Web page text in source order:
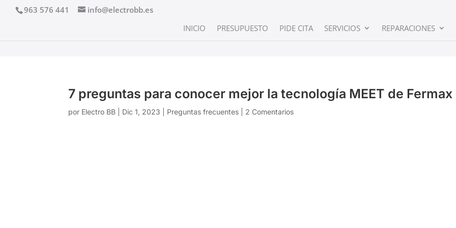
963 576 441 info@electrobb.es
INICIO
PRESUPUESTO PIDE CITA SERVICIOS REPARACIONES
7 preguntas para conocer mejor la tecnología MEET de Fermax
por Electro BB Dic 1, 2023 Preguntas frecuentes 2 Comentarios